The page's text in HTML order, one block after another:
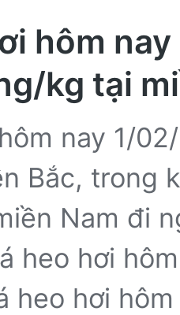
hôm
kg tại
nay 1/
Bắc, trong
Nam đi
heo hơi
heo hơi